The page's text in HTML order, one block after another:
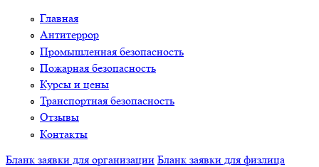
Главная
Антитеррор
Промышленная безопасность
Пожарная безопасность
Курсы и цены
Транспортная безопасность
Отзывы
Контакты
Бланк заявки для организации Бланк заявки для физлица